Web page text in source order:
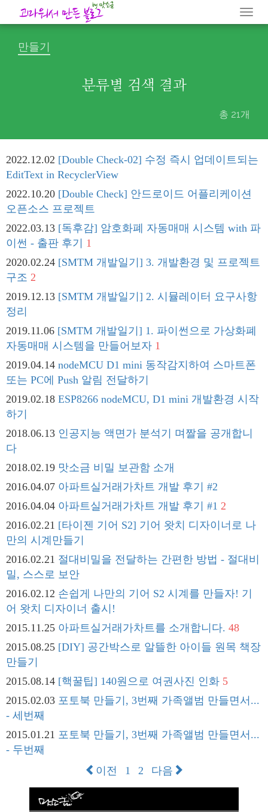
만들기
분류별 검색 결과
총 21개
2022.12.02 [Double Check-02] 수정 즉시 업데이트되는
EditText in RecyclerView
2022.10.20 [Double Check] 안드로이드 어플리케이션
오픈소스 프로젝트
2022.03.13 [독후감] 암호화폐 자동매매 시스템 with 파
이썬 - 출판 후기
1
2020.02.24 [SMTM 개발일기] 3. 개발환경 및 프로젝트
구조 2
2019.12.13 [SMTM 개발일기] 2. 시뮬레이터 요구사항
정리
2019.11.06 [SMTM 개발일기] 1. 파이썬으로 가상화폐
자동매매 시스템을 만들어보자 1
2019.04.14 nodeMCU D1 mini 동작감지하여 스마트폰
또는 PC에 Push 알림 전달하기
2019.02.18 ESP8266 nodeMCU, D1 mini 개발환경 시작
하기
2018.06.13 인공지능 액면가 분석기 며짤을 공개합니
다
2018.02.19 맛소금 비밀 보관함 소개
2016.04.07 아파트실거래가차트 개발 후기 #2
2016.04.04 아파트실거래가차트 개발 후기 #1 2
2016.02.21 [타이젠 기어 S2] 기어 왓치 디자이너로 나
만의 시계만들기
2016.02.21 절대비밀을 전달하는 간편한 방법 - 절대비
밀, 스스로 보안
2016.02.12 손쉽게 나만의 기어 S2 시계를 만들자! 기
어 왓치 디자이너 출시!
2015.11.25 아파트실거래가차트를 소개합니다. 48
2015.08.25 [DIY] 공간박스로 알뜰한 아이들 원목 책장
만들기
2015.08.14 [핵꿀팁] 140원으로 여권사진 인화 5
2015.02.03 포토북 만들기, 3번째 가족앨범 만들면서...
- 세번째
2015.01.21 포토북 만들기, 3번째 가족앨범 만들면서...
- 두번째
이전
1 2 다음